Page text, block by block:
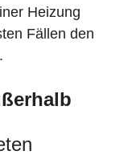
Heizung
Fällen den